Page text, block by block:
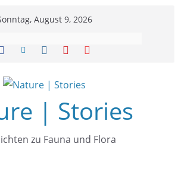
August 9, 2026
| Stories
zu Fauna und Flora